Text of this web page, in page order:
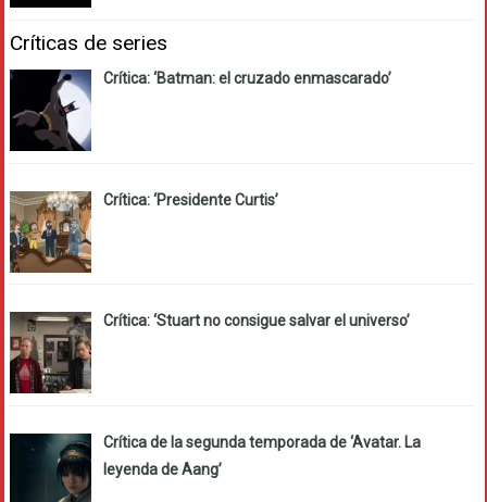
Críticas de series
Crítica: ‘Batman: el cruzado enmascarado’
Crítica: ‘Presidente Curtis’
Crítica: ‘Stuart no consigue salvar el universo’
Crítica de la segunda temporada de ‘Avatar. La
leyenda de Aang’